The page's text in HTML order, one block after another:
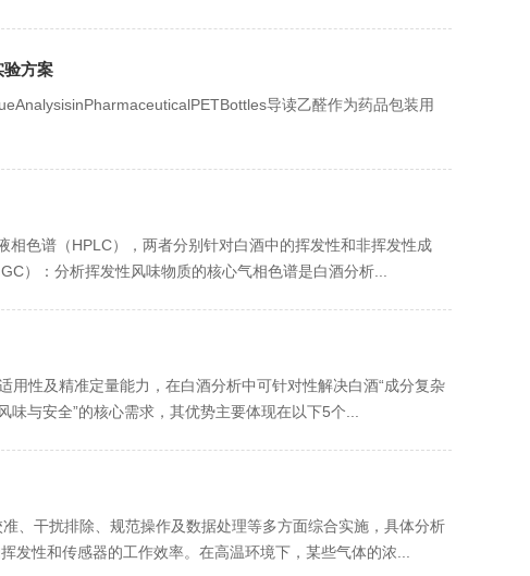
验方案
导读乙醛作为药品包装用
色谱（HPLC），两者分别针对白酒中的挥发性和非挥发性成
）：分析挥发性风味物质的核心气相色谱是白酒分析...
性及精准定量能力，在白酒分析中可针对性解决白酒“成分复杂
与安全”的核心需求，其优势主要体现在以下5个...
、干扰排除、规范操作及数据处理等多方面综合实施，具体分析
性和传感器的工作效率。在高温环境下，某些气体的浓...